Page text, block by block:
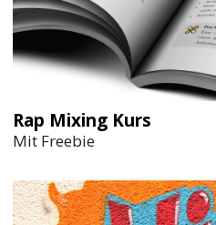
Rap Mixing Kurs
Mit Freebie